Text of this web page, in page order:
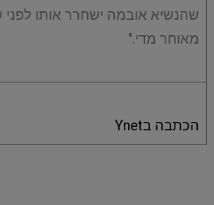
שהנשיא אובמה ישחרר אותו לפני
מאוחר מדי."
הכתבה בYnet